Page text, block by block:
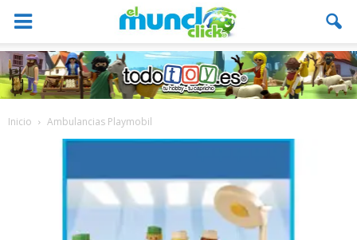
Inicio Ambulancias Playmobil